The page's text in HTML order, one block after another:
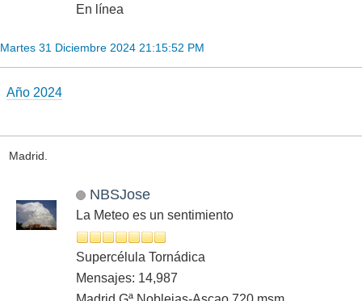
En línea
Martes 31 Diciembre 2024 21:15:52 PM
Año 2024
Madrid.
NBSJose
La Meteo es un sentimiento
Supercélula Tornádica
Mensajes: 14,987